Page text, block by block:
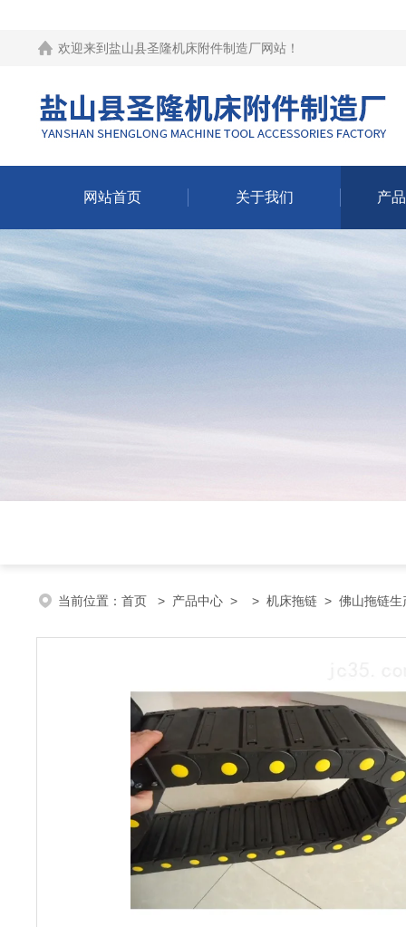
欢迎来到 盐山县圣隆机床附件制造厂网站 ！
网站首页 关于我们 产
当前位置： 首页 > 产品中心 > > 机床拖链 > 佛山拖链生